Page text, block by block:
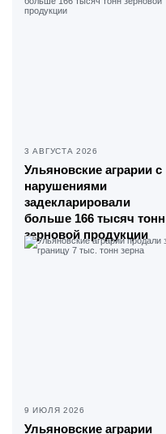
3 АВГУСТА 2026
Ульяновские аграрии с
нарушениями
задекларировали
больше 166 тысяч тонн
зерновой продукции
9 ИЮЛЯ 2026
Ульяновские аграрии